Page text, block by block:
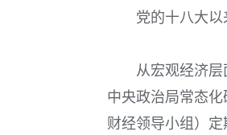
党的十八大以
从宏观经济层
中央政治局常态
财经领导小组）